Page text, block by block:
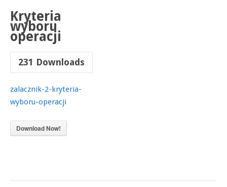
Kryteria
wyboru
operacji
231 Downloads
zalacznik-2-kryteria-
wyboru-operacji
Download Now!